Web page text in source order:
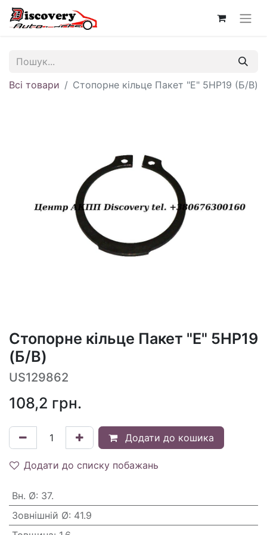
Всі товари Стопорне кільце Пакет "E" 5HP19 (Б/В)
Стопорне кільце Пакет "E" 5HP19
(Б/В)
US129862
108,2 грн.
Додати до кошика
Додати до списку побажань
Вн. Ø: 37.
Зовнішній Ø: 41.9